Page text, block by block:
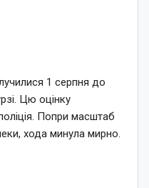
1 серпня до
Цю оцінку
Попри масштаб
хода минула мирно.